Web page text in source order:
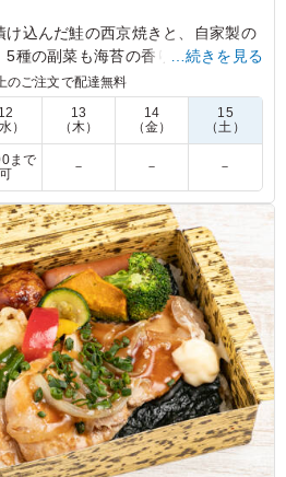
け込んだ鮭の西京焼きと、自家製の
5種の副菜も海苔の香りの手作り商
優しい味の海苔弁当をお召し上が
ロダクツ
も上品で、ごはんとの相性が抜群
かりとした味付けがあり、満足
2種類入っていてこの価格はとて
›スタジオ撮影
08
…続きを見る
のご注文で配達無料
12
）
13
（木）
14
（金）
15
（土）
まで
可
－ － －